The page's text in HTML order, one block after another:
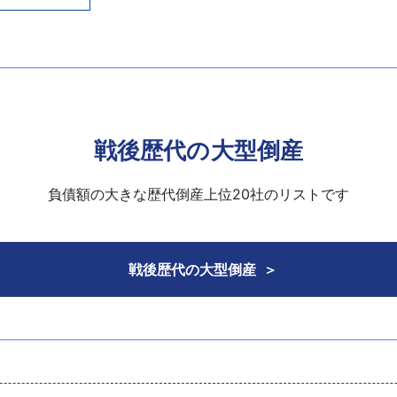
フ用レンズやデジタルカメラ用レンズなどの製造を手掛
に落ち込み、約2億4500万円の赤字となり債務超過額が拡
戦後歴代の大型倒産
負債額の大きな歴代倒産上位20社のリストです
戦後歴代の大型倒産